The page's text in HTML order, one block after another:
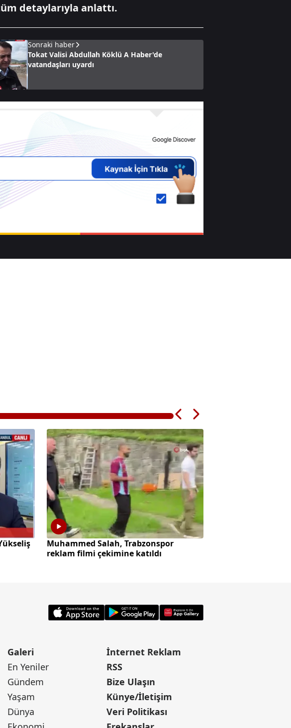
tüm detaylarıyla anlattı.
Sonraki haber
Tokat Valisi Abdullah Köklü A Haber'de
vatandaşları uyardı
Muhammed Salah, Trabzonspor
reklam filmi çekimine katıldı
Galeri
En Yeniler
Gündem
Yaşam
Dünya
İnternet Reklam
RSS
Bize Ulaşın
Künye/İletişim
Veri Politikası